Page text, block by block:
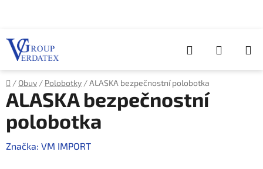
Hledat
KOŠÍK
Domů
/ Obuv / Polobotky /ALASKA bezpečnostní polobotka
ALASKA bezpečnostní
polobotka
Značka: VM IMPORT